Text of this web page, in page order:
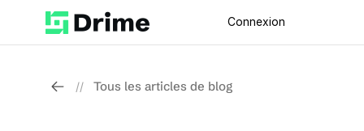
Connexion
// Tous les articles de blog